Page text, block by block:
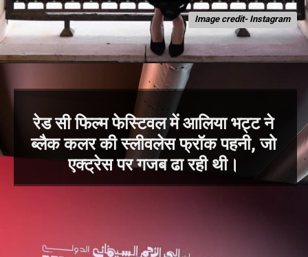
Image credit- Instagram
रेड सी फिल्म फेस्टिवल में आलिया भट्ट ने
ब्लैक कलर की स्लीवलेस फ्रॉक पहनी, जो
एक्ट्रेस पर गजब ढा रही थी।